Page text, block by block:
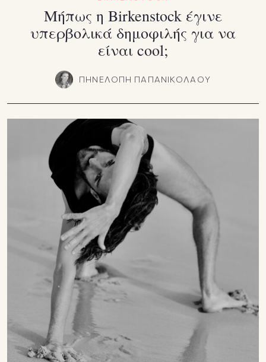
Μήπως η Birkenstock έγινε
υπερβολικά δημοφιλής για να
είναι cool;
ΠΗΝΕΛΟΠΗ ΠΑΠΑΝΙΚΟΛΑΟΥ